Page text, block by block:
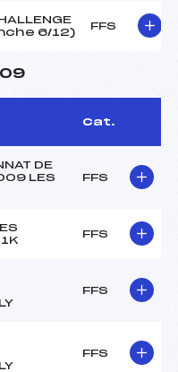
6/12)
FFS
Cat.
DE
LES
FFS
FFS
FFS
FFS